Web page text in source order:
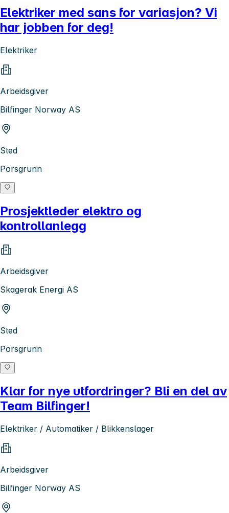
Elektriker med sans for variasjon? Vi
har jobben for deg!
Elektriker
Arbeidsgiver
Bilfinger Norway AS
Sted
Porsgrunn
Prosjektleder elektro og
kontrollanlegg
Arbeidsgiver
Skagerak Energi AS
Sted
Porsgrunn
Klar for nye utfordringer? Bli en del av
Team Bilfinger!
Elektriker / Automatiker / Blikkenslager
Arbeidsgiver
Bilfinger Norway AS